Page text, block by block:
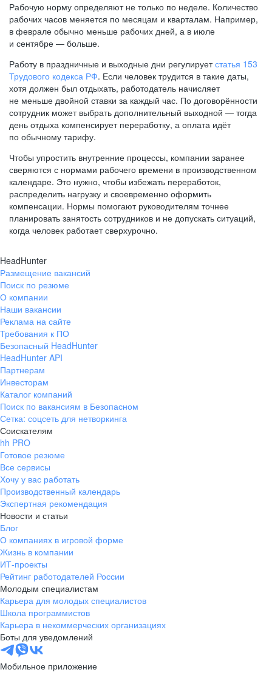
Рабочую норму определяют не только по неделе. Количество
рабочих часов меняется по месяцам и кварталам. Например,
в феврале обычно меньше рабочих дней, а в июле
и сентябре — больше.
Работу в праздничные и выходные дни регулируетстатья 153
Трудового кодекса РФ. Если человек трудится в такие даты,
хотя должен был отдыхать, работодатель начисляет
не меньше двойной ставки за каждый час. По договорённости
сотрудник может выбрать дополнительный выходной — тогда
день отдыха компенсирует переработку, а оплата идёт
по обычному тарифу.
Чтобы упростить внутренние процессы, компании заранее
сверяются с нормами рабочего времени в производственном
календаре. Это нужно, чтобы избежать переработок,
распределить нагрузку и своевременно оформить
компенсации. Нормы помогают руководителям точнее
планировать занятость сотрудников и не допускать ситуаций,
когда человек работает сверхурочно.
HeadHunter
Размещение вакансий
Поиск по резюме
О компании
Наши вакансии
Реклама на сайте
Требования к ПО
Безопасный HeadHunter
HeadHunter API
Партнерам
Инвесторам
Каталог компаний
Поиск по вакансиям в Безопасном
Сетка: соцсеть для нетворкинга
Соискателям
hh PRO
Готовое резюме
Все сервисы
Хочу у вас работать
Производственный календарь
Экспертная рекомендация
Новости и статьи
Блог
О компаниях в игровой форме
Жизнь в компании
ИТ-проекты
Рейтинг работодателей России
Молодым специалистам
Карьера для молодых специалистов
Школа программистов
Карьера в некоммерческих организациях
Боты для уведомлений
Мобильное приложение